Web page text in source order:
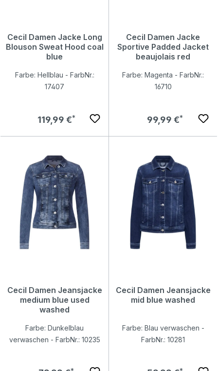
Cecil Damen Jacke Long
Blouson Sweat Hood coal
blue
Farbe: Hellblau - FarbNr.:
17407
Regulärer Preis:
119,99 €
Cecil Damen Jacke
Sportive Padded Jacket
beaujolais red
Farbe: Magenta - FarbNr.:
16710
Regulärer Preis:
99,99 €
Cecil Damen Jeansjacke
medium blue used
washed
Farbe: Dunkelblau
verwaschen - FarbNr.: 10235
Cecil Damen Jeansjacke
mid blue washed
Farbe: Blau verwaschen -
FarbNr.: 10281